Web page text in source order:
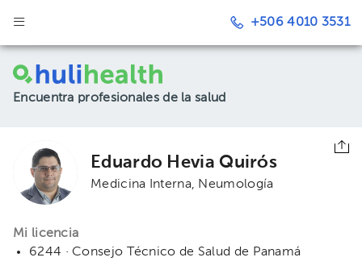
+506 4010 3531
Encuentra profesionales de la salud
Eduardo Hevia Quirós
Medicina Interna Neumología
Mi licencia
6244 · Consejo Técnico de Salud de Panamá